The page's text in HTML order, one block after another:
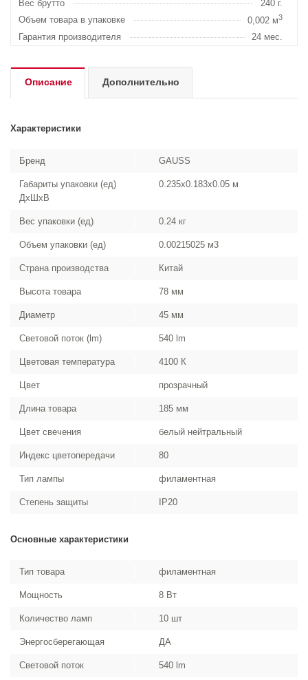
Вес брутто
240 г.
Объем товара в упаковке
0,002 м3
Гарантия производителя 24 мес.
Описание Дополнительно
Характеристики
Бренд GAUSS
Габариты упаковки (ед)
ДхШхВ
0.235x0.183x0.05 м
Вес упаковки (ед) 0.24 кг
Объем упаковки (ед) 0.00215025 м3
Страна производства Китай
Высота товара 78 мм
Диаметр 45 мм
Световой поток (lm) 540 lm
Цветовая температура 4100 К
Цвет прозрачный
Длина товара 185 мм
Цвет свечения белый нейтральный
Индекс цветопередачи 80
Тип лампы филаментная
Степень защиты IP20
Основные характеристики
Тип товара филаментная
Мощность 8 Вт
Количество ламп 10 шт
Энергосберегающая ДА
Световой поток 540 lm